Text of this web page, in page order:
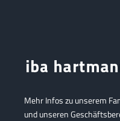
Mehr Infos zu unserem
und unseren